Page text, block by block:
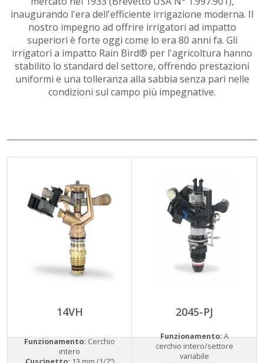
inaugurando l'era dell'efficiente irrigazione moderna. Il
nostro impegno ad offrire irrigatori ad impatto
superiori è forte oggi come lo era 80 anni fa. Gli
irrigatori a impatto Rain Bird® per l'agricoltura hanno
stabilito lo standard del settore, offrendo prestazioni
uniformi e una tolleranza alla sabbia senza pari nelle
condizioni sul campo più impegnative.
14VH
Funzionamento: Cerchio
intero
2045-PJ
Funzionamento:A
cerchio intero/settore
variabile